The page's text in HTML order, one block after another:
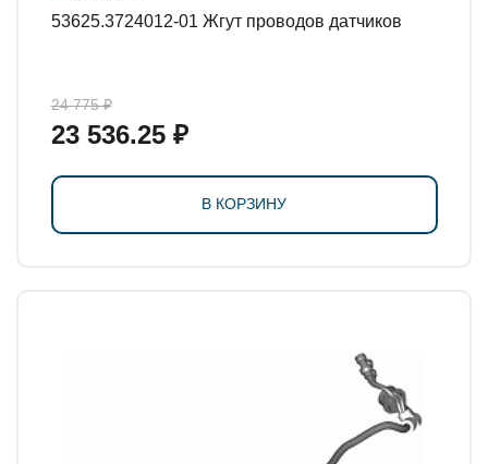
53625.3724012-01 Жгут проводов датчиков
24 775 ₽
23 536.25 ₽
В КОРЗИНУ